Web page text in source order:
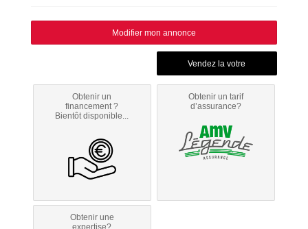
Modifier mon annonce
Obtenir un
financement ?
Bientôt disponible...
Obtenir un tarif
d’assurance?
Obtenir une